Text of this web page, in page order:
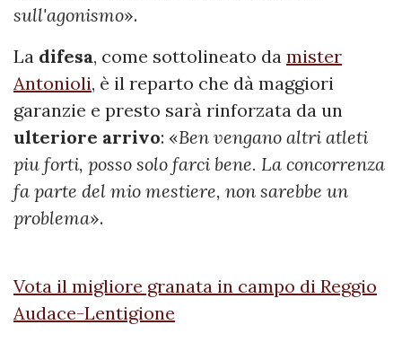
sull'agonismo».
La difesa, come sottolineato da mister
Antonioli, è il reparto che dà maggiori
garanzie e presto sarà rinforzata da un
ulteriore arrivo: «Ben vengano altri atleti
piu forti, posso solo farci bene. La concorrenza
fa parte del mio mestiere, non sarebbe un
problema».
Vota il migliore granata in campo di Reggio
Audace-Lentigione